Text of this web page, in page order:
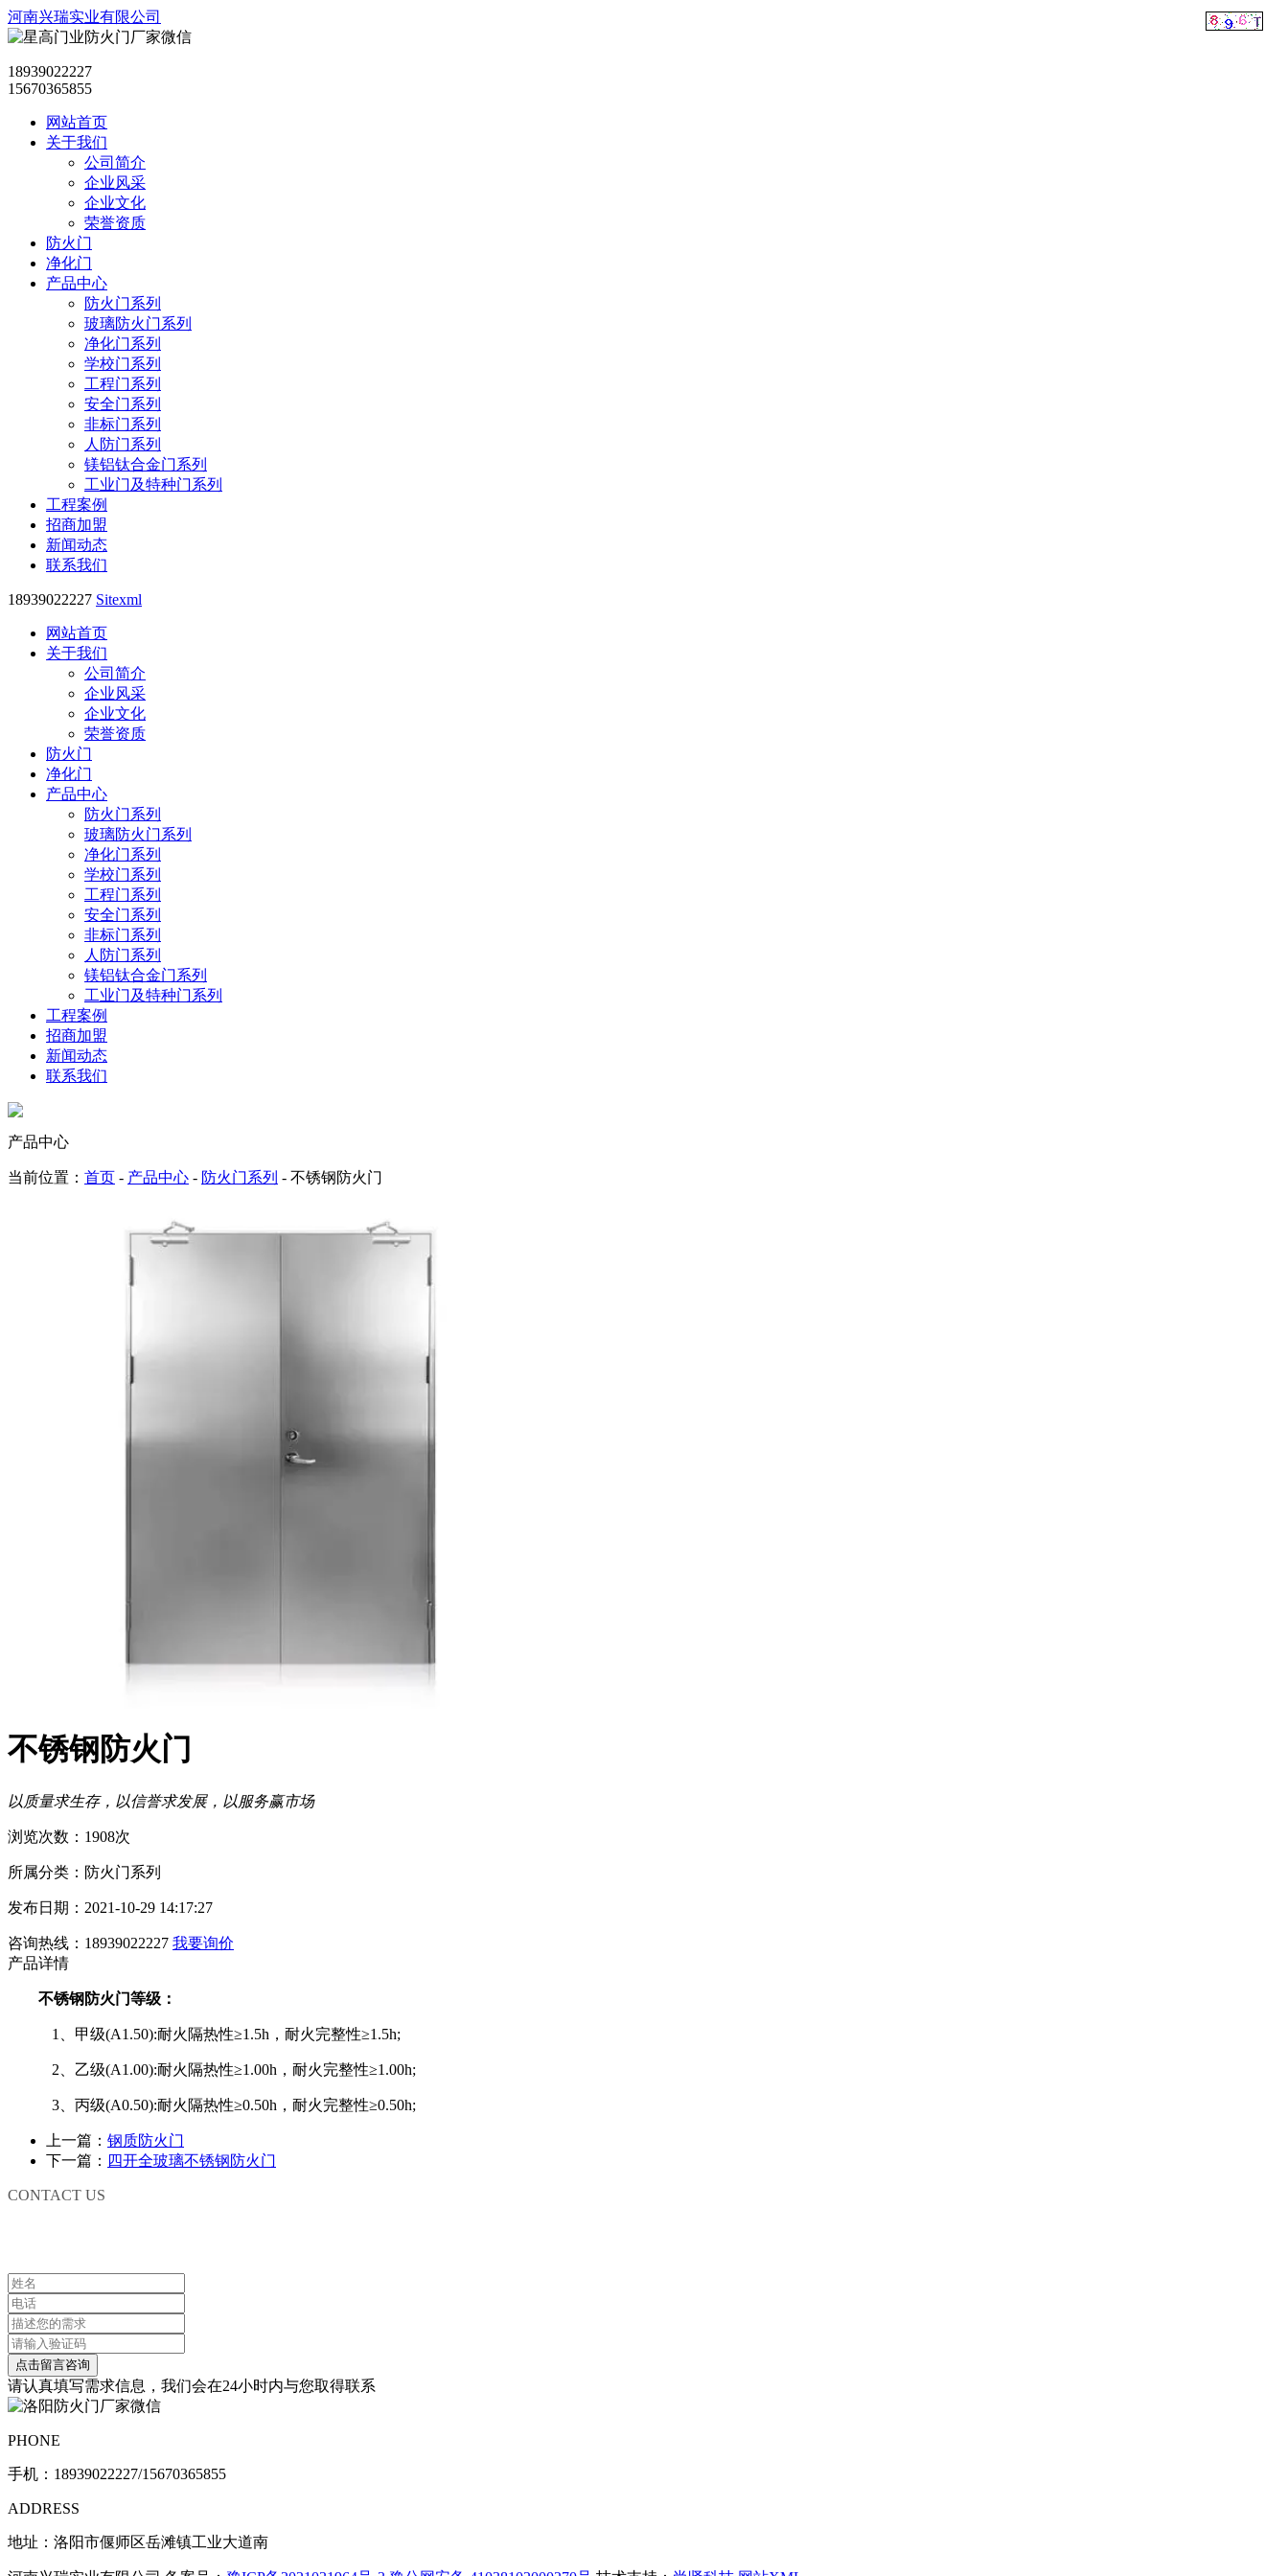
河南兴瑞实业有限公司
18939022227
15670365855
网站首页
关于我们
公司简介
企业风采
企业文化
荣誉资质
防火门
净化门
产品中心
防火门系列
玻璃防火门系列
净化门系列
学校门系列
工程门系列
安全门系列
非标门系列
人防门系列
镁铝钛合金门系列
工业门及特种门系列
工程案例
招商加盟
新闻动态
联系我们
18939022227 Sitexml
网站首页
关于我们
公司简介
企业风采
企业文化
荣誉资质
防火门
净化门
产品中心
防火门系列
玻璃防火门系列
净化门系列
学校门系列
工程门系列
安全门系列
非标门系列
人防门系列
镁铝钛合金门系列
工业门及特种门系列
工程案例
招商加盟
新闻动态
联系我们
产品中心
当前位置： 首页 - 产品中心 - 防火门系列 - 不锈钢防火门
不锈钢防火门
以质量求生存，以信誉求发展，以服务赢市场
浏览次数：1908次
所属分类：防火门系列
发布日期：2021-10-29 14:17:27
咨询热线：18939022227 我要询价
产品详情
不锈钢防火门等级：
1、 甲级(A1.50):耐火隔热性≥1.5h ，耐火完整性≥1.5h;
2、 乙级(A1.00):耐火隔热性≥1.00h ，耐火完整性≥1.00h;
3、 丙级(A0.50):耐火隔热性≥0.50h ，耐火完整性≥0.50h;
上一篇： 钢质防火门
下一篇： 四开全玻璃不锈钢防火门
CONTACT US
请认真填写需求信息，我们会在24小时内与您取得联系
PHONE
手机： 18939022227/15670365855
ADDRESS
地址：洛阳市偃师区岳滩镇工业大道南